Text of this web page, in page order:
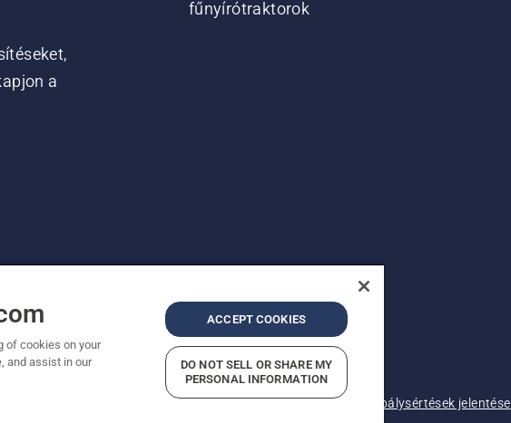
a
fűnyírótraktorok
Adatvédelmi nyilatkozat Imprint A gyanított szabálysértések jelentése
of cookies on your
and assist in our
ACCEPT COOKIES
DO NOT SELL OR SHARE MY
PERSONAL INFORMATION